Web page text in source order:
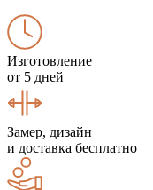
Изготовление
от 5 дней
Замер, дизайн
и доставка бесплатно